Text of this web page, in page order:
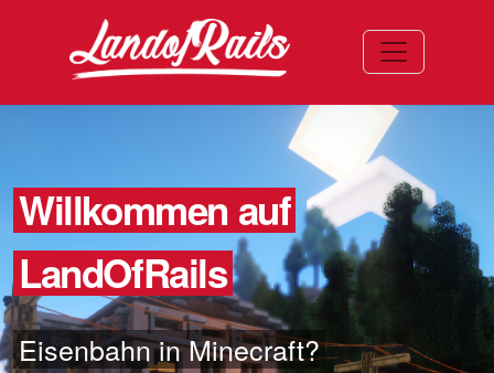
Toggle
Willkommen auf
LandOfRails
Eisenbahn in Minecraft?